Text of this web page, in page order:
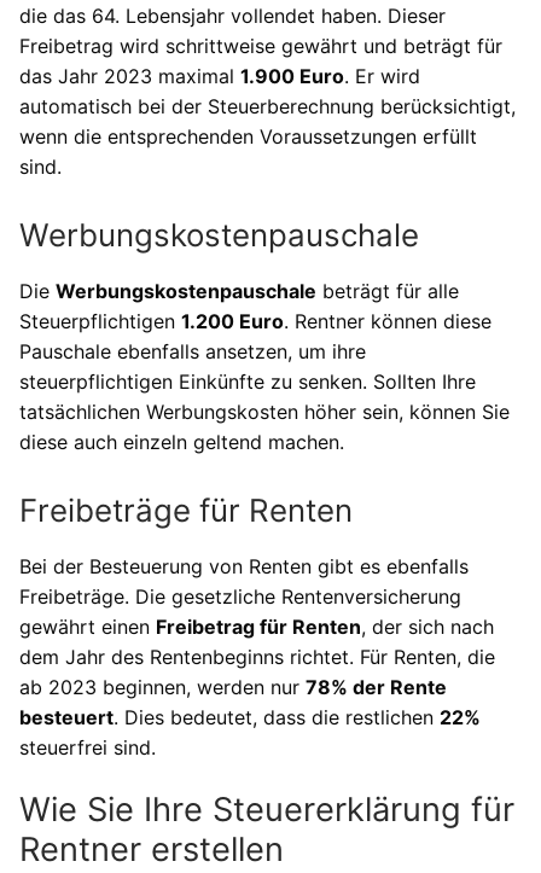
die das 64. Lebensjahr vollendet haben. Dieser
Freibetrag wird schrittweise gewährt und beträgt für
das Jahr 2023 maximal 1.900 Euro. Er wird
automatisch bei der Steuerberechnung berücksichtigt,
wenn die entsprechenden Voraussetzungen erfüllt
sind.
Werbungskostenpauschale
Die Werbungskostenpauschale beträgt für alle
Steuerpflichtigen 1.200 Euro. Rentner können diese
Pauschale ebenfalls ansetzen, um ihre
steuerpflichtigen Einkünfte zu senken. Sollten Ihre
tatsächlichen Werbungskosten höher sein, können Sie
diese auch einzeln geltend machen.
Freibeträge für Renten
Bei der Besteuerung von Renten gibt es ebenfalls
Freibeträge. Die gesetzliche Rentenversicherung
gewährt einen Freibetrag für Renten, der sich nach
dem Jahr des Rentenbeginns richtet. Für Renten, die
ab 2023 beginnen, werden nur 78% der Rente
besteuert. Dies bedeutet, dass die restlichen 22%
steuerfrei sind.
Wie Sie Ihre Steuererklärung für
Rentner erstellen